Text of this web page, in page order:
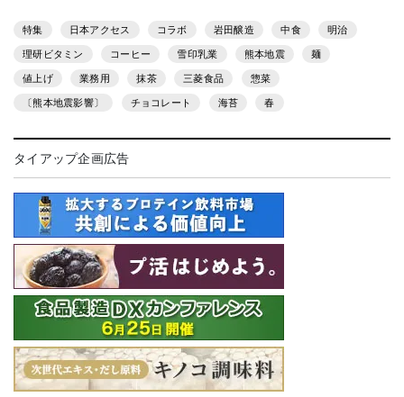
特集 日本アクセス コラボ 岩田醸造 中食 明治
理研ビタミン コーヒー 雪印乳業 熊本地震 麺
値上げ 業務用 抹茶 三菱食品 惣菜
〔熊本地震影響〕 チョコレート 海苔 春
タイアップ企画広告